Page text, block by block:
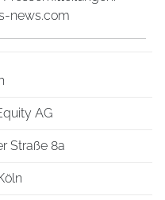
news.com
AG
Straße 8a